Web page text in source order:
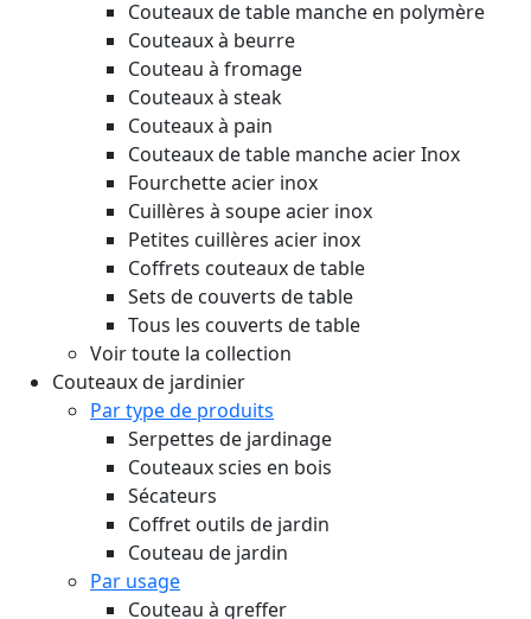
Couteaux de table manche en polymère
Couteaux à beurre
Couteau à fromage
Couteaux à steak
Couteaux à pain
Couteaux de table manche acier Inox
Fourchette acier inox
Cuillères à soupe acier inox
Petites cuillères acier inox
Coffrets couteaux de table
Sets de couverts de table
Tous les couverts de table
Voir toute la collection
Couteaux de jardinier
Par type de produits
Serpettes de jardinage
Couteaux scies en bois
Sécateurs
Coffret outils de jardin
Couteau de jardin
Par usage
Couteau à greffer